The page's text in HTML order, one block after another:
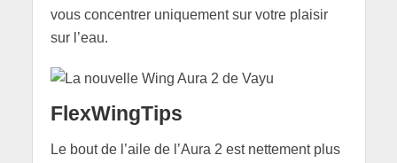
vous concentrer uniquement sur votre plaisir
sur l’eau.
FlexWingTips
Le bout de l’aile de l’Aura 2 est nettement plus